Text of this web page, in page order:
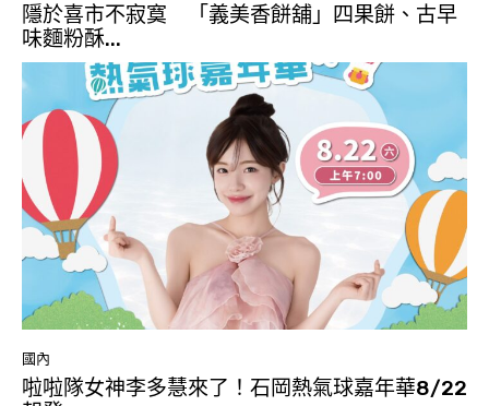
隱於喜市不寂寞 「義美香餅舖」四果餅、古早
味麵粉酥...
國內
啦啦隊女神李多慧來了！石岡熱氣球嘉年華8/22